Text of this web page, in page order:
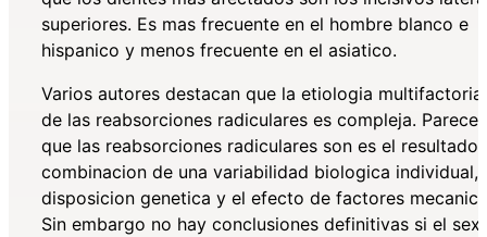
superiores. Es mas frecuente en el hombre blanco e
hispanico y menos frecuente en el asiatico.
Varios autores destacan que la etiologia multifactorial
de las reabsorciones radiculares es compleja. Parece
que las reabsorciones radiculares son es el resultado
combinacion de una variabilidad biologica individual,
disposicion genetica y el efecto de factores
Sin embargo no hay conclusiones definitivas si el